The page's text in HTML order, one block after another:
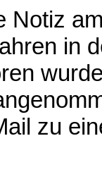
Notiz
in
zu